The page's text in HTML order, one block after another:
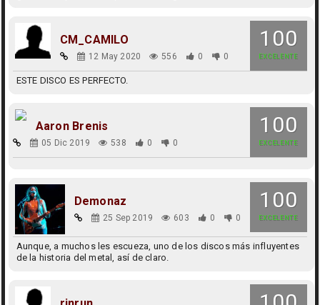
100
EXCELENTE
CM_CAMILO
12 May 2020 556 0 0
ESTE DISCO ES PERFECTO.
100
EXCELENTE
Aaron Brenis
05 Dic 2019 538 0 0
100
EXCELENTE
Demonaz
25 Sep 2019 603 0 0
Aunque, a muchos les escueza, uno de los discos más influyentes
de la historia del metal, así de claro.